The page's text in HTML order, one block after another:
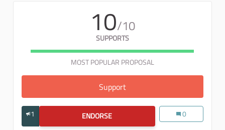
10/10
SUPPORTS
MOST POPULAR PROPOSAL
Support
1 ENDORSE PROPOSTA 5: LA CONOSCENZA
Proposta 5: LA
0